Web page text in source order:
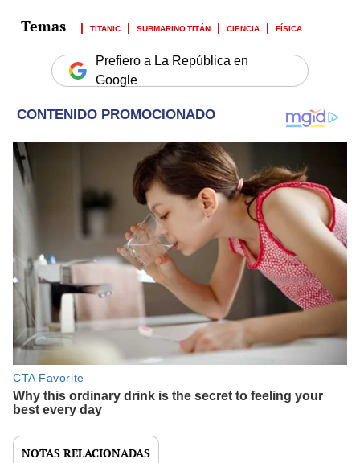
TITANIC SUBMARINO TITÁN CIENCIA FÍSICA
Prefiero a La República en
Google
NOTAS RELACIONADAS